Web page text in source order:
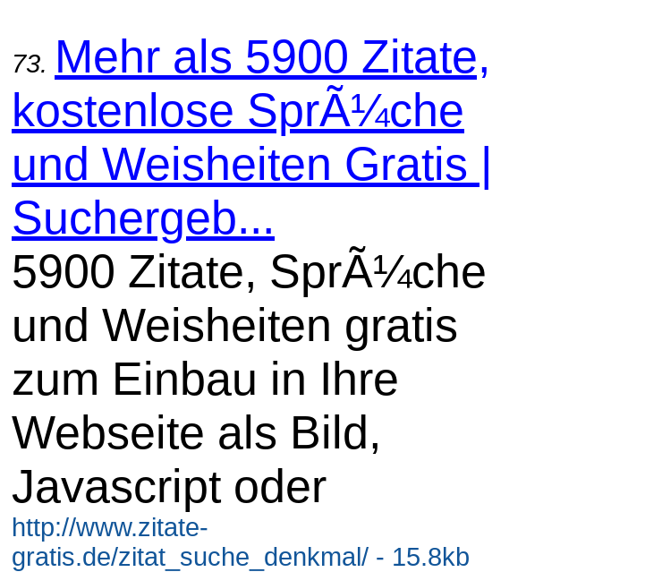
73. Mehr als 5900 Zitate,
kostenlose SprÃ¼che
und Weisheiten Gratis |
Suchergeb...
5900 Zitate, SprÃ¼che
und Weisheiten gratis
zum Einbau in Ihre
Webseite als Bild,
Javascript oder
http://www.zitate-
gratis.de/zitat_suche_denkmal/ - 15.8kb